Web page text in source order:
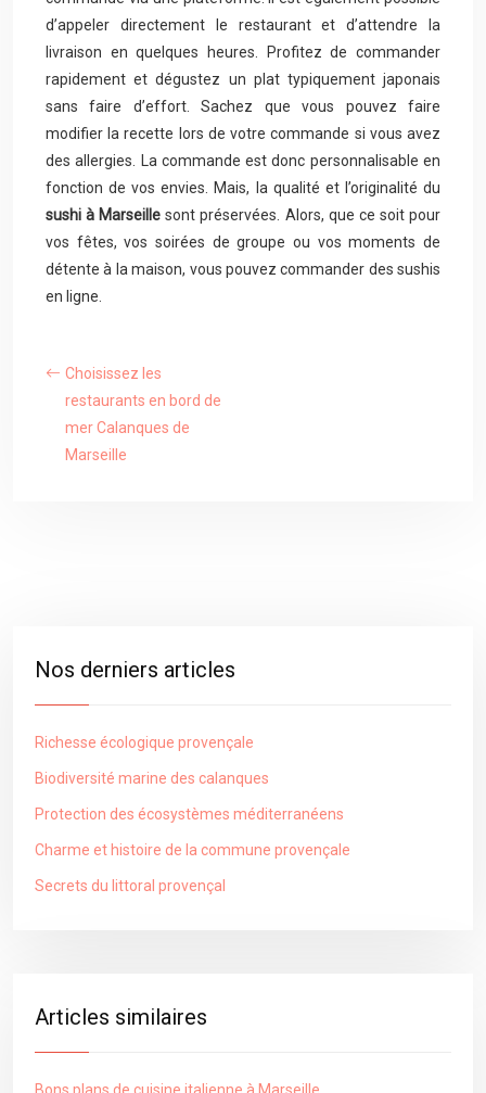
d’appeler directement le restaurant et d’attendre la
livraison en quelques heures. Profitez de commander
rapidement et dégustez un plat typiquement japonais
sans faire d’effort. Sachez que vous pouvez faire
modifier la recette lors de votre commande si vous avez
des allergies. La commande est donc personnalisable en
fonction de vos envies. Mais, la qualité et l’originalité du
sushi à Marseille sont préservées. Alors, que ce soit pour
vos fêtes, vos soirées de groupe ou vos moments de
détente à la maison, vous pouvez commander des sushis
en ligne.
Choisissez les
restaurants en bord de
mer Calanques de
Marseille
Nos derniers articles
Richesse écologique provençale
Biodiversité marine des calanques
Protection des écosystèmes méditerranéens
Charme et histoire de la commune provençale
Secrets du littoral provençal
Articles similaires